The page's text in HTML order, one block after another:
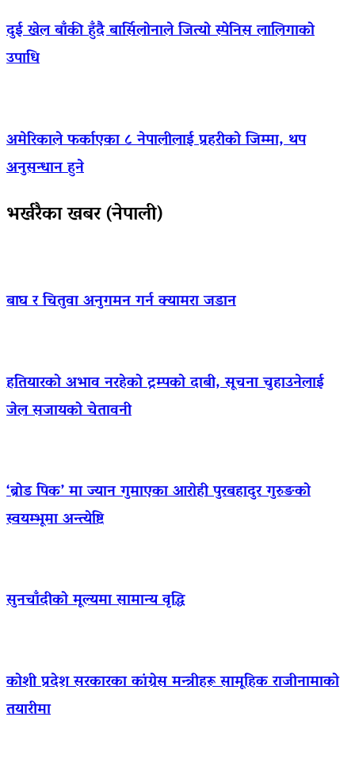
दुई खेल बाँकी हुँदै बार्सिलोनाले जित्यो स्पेनिस लालिगाको
उपाधि
अमेरिकाले फर्काएका ८ नेपालीलाई प्रहरीको जिम्मा, थप
अनुसन्धान हुने
भर्खरैका खबर (नेपाली)
बाघ र चितुवा अनुगमन गर्न क्यामरा जडान
हतियारको अभाव नरहेको ट्रम्पको दाबी, सूचना चुहाउनेलाई
जेल सजायको चेतावनी
‘ब्रोड पिक’ मा ज्यान गुमाएका आराेही पुरबहादुर गुरुङको
स्वयम्भूमा अन्त्येष्टि
सुनचाँदीको मूल्यमा सामान्य वृद्धि
कोशी प्रदेश सरकारका कांग्रेस मन्त्रीहरू सामूहिक राजीनामाको
तयारीमा